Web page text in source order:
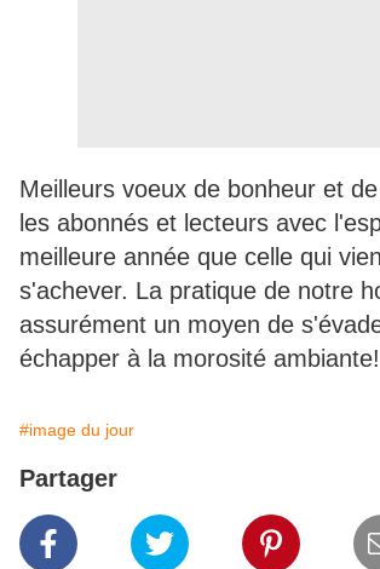
Meilleurs voeux de bonheur et
les abonnés et lecteurs avec
meilleure année que celle qui
s'achever. La pratique de notre
assurément un moyen de
échapper à la morosité ambiante!
#image du jour
Partager